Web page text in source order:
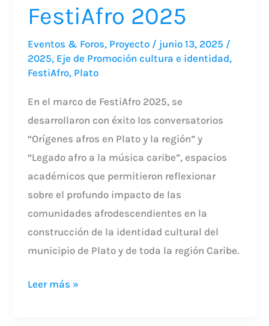
FestiAfro 2025
Eventos & Foros, Proyecto/ junio 13, 2025 /
2025, Eje de Promoción cultura e identidad,
FestiAfro, Plato
En el marco de FestiAfro 2025, se
desarrollaron con éxito los conversatorios
“Orígenes afros en Plato y la región” y
“Legado afro a la música caribe”, espacios
académicos que permitieron reflexionar
sobre el profundo impacto de las
comunidades afrodescendientes en la
construcción de la identidad cultural del
municipio de Plato y de toda la región Caribe.
Leer más »